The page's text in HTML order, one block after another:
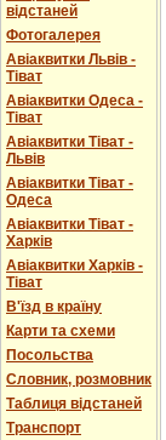
відстаней
Фотогалерея
Авіаквитки Львів -
Тіват
Авіаквитки Одеса -
Тіват
Авіаквитки Тіват -
Львів
Авіаквитки Тіват -
Одеса
Авіаквитки Тіват -
Харків
Авіаквитки Харків -
Тіват
В'їзд в країну
Карти та схеми
Посольства
Словник, розмовник
Таблиця відстаней
Транспорт